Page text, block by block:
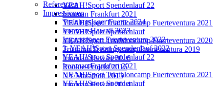
YEAH!Sport Spendenlauf 22
Ironman Frankfurt 2021
YEAH!Sport Triathloncamp Fuerteventura 2021
YEAH!Sport Spendenlauf
YEAH!Sport Triathloncamp Fuerteventura 2020
Triathlon Trainingscamp Fuerteventura 2019
Ironman Hawaii 2016
Rookie-Projekt 2016
NY Marathon 2015
Ironman Hawaii 2014
Referenzen
Impressionen
Trainingslager Fuerte 2024
Ironman Hawaii 2023
Impressionen Fuerteventura 2022
3. YEAH!Sport Spendenlauf 2022
YEAH!Sport Spendenlauf 22
Ironman Frankfurt 2021
YEAH!Sport Triathloncamp Fuerteventura 2021
YEAH!Sport Spendenlauf